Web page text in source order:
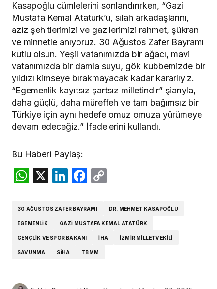
Kasapoğlu cümlelerini sonlandırırken, “Gazi
Mustafa Kemal Atatürk’ü, silah arkadaşlarını,
aziz şehitlerimizi ve gazilerimizi rahmet, şükran
ve minnetle anıyoruz. 30 Ağustos Zafer Bayramı
kutlu olsun. Yeşil vatanımızda bir ağacı, mavi
vatanımızda bir damla suyu, gök kubbemizde bir
yıldızı kimseye bırakmayacak kadar kararlıyız.
“Egemenlik kayıtsız şartsız milletindir” şiarıyla,
daha güçlü, daha müreffeh ve tam bağımsız bir
Türkiye için aynı hedefe omuz omuza yürümeye
devam edeceğiz.” İfadelerini kullandı.
Bu Haberi Paylaş:
WhatsApp
X LinkedIn
Facebook
30 AĞUSTOS ZAFER BAYRAMI DR. MEHMET KASAPOĞLU
EGEMENLİK GAZI MUSTAFA KEMAL ATATÜRK
GENÇLIK VE SPOR BAKANI İHA İZMIR MILLETVEKILI
SAVUNMA SİHA TBMM